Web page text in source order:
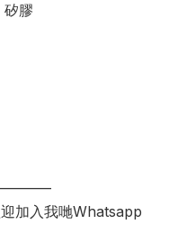
膠
加入我哋Whatsapp